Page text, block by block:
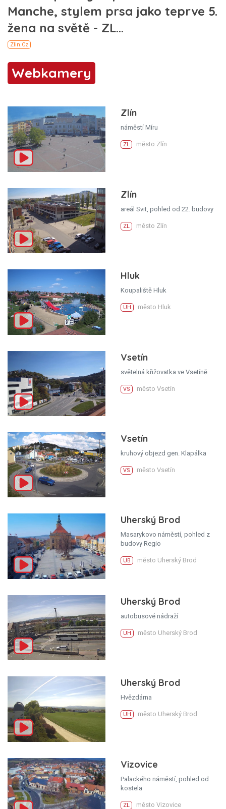
Webkamery
Zlín
náměstí Míru
ZL město Zlín
Zlín
areál Svit, pohled od 22. budovy
ZL město Zlín
Hluk
Koupaliště Hluk
UH město Hluk
Vsetín
světelná křižovatka ve Vsetíně
VS město Vsetín
Vsetín
kruhový objezd gen. Klapálka
VS město Vsetín
Uherský Brod
Masarykovo náměstí, pohled z
budovy Regio
UB město Uherský Brod
Uherský Brod
autobusové nádraží
UH město Uherský Brod
Uherský Brod
Hvězdárna
UH město Uherský Brod
Vizovice
Palackého náměstí, pohled od
kostela
ZL město Vizovice